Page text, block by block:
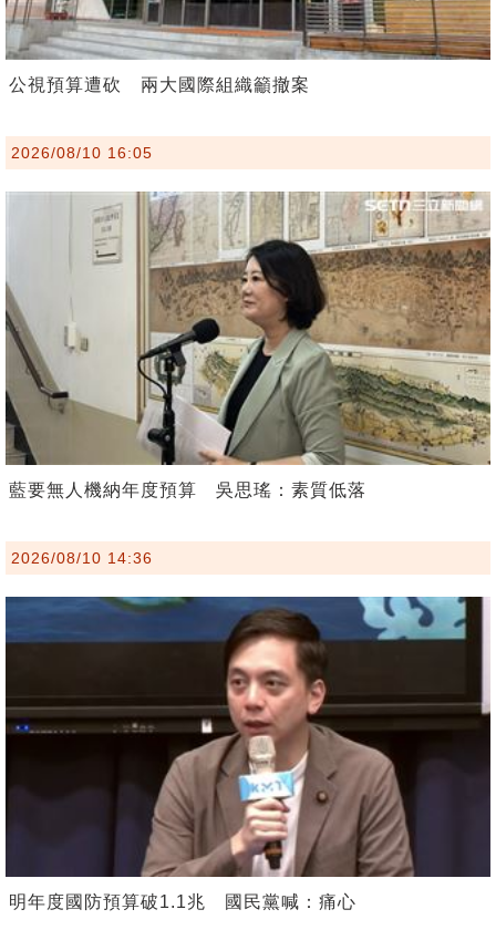
公視預算遭砍 兩大國際組織籲撤案
2026/08/10 16:05
藍要無人機納年度預算 吳思瑤：素質低落
2026/08/10 14:36
明年度國防預算破1.1兆 國民黨喊：痛心